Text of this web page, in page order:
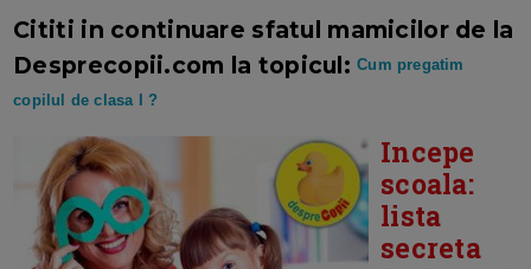
Cititi in continuare sfatul mamicilor de la
Desprecopii.com la topicul:Cum pregatim
copilul de clasa I ?
Incepe
scoala:
lista
secreta